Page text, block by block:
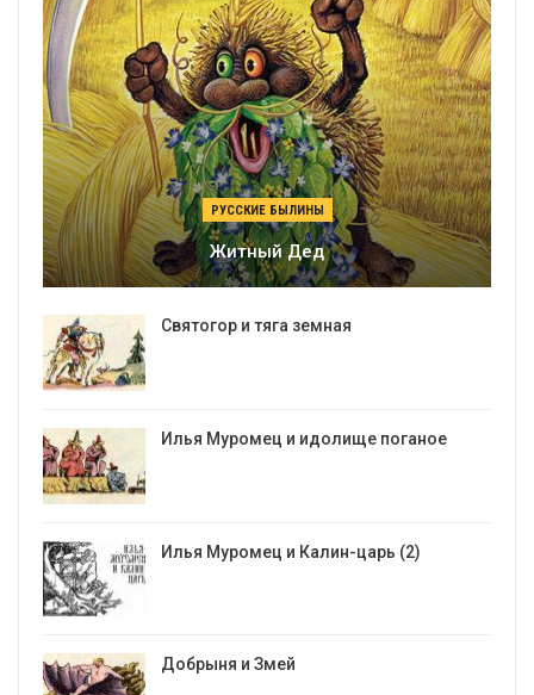
РУССКИЕ БЫЛИНЫ
Житный Дед
Святогор и тяга земная
Илья Муромец и идолище поганое
Илья Муромец и Калин-царь (2)
Добрыня и Змей